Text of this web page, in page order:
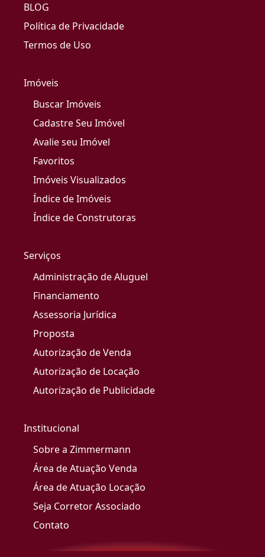
BLOG
Política de Privacidade
Termos de Uso
Imóveis
Buscar Imóveis
Cadastre Seu Imóvel
Avalie seu Imóvel
Favoritos
Imóveis Visualizados
Índice de Imóveis
Índice de Construtoras
Serviços
Administração de Aluguel
Financiamento
Assessoria Jurídica
Proposta
Autorização de Venda
Autorização de Locação
Autorização de Publicidade
Institucional
Sobre a Zimmermann
Área de Atuação Venda
Área de Atuação Locação
Seja Corretor Associado
Contato